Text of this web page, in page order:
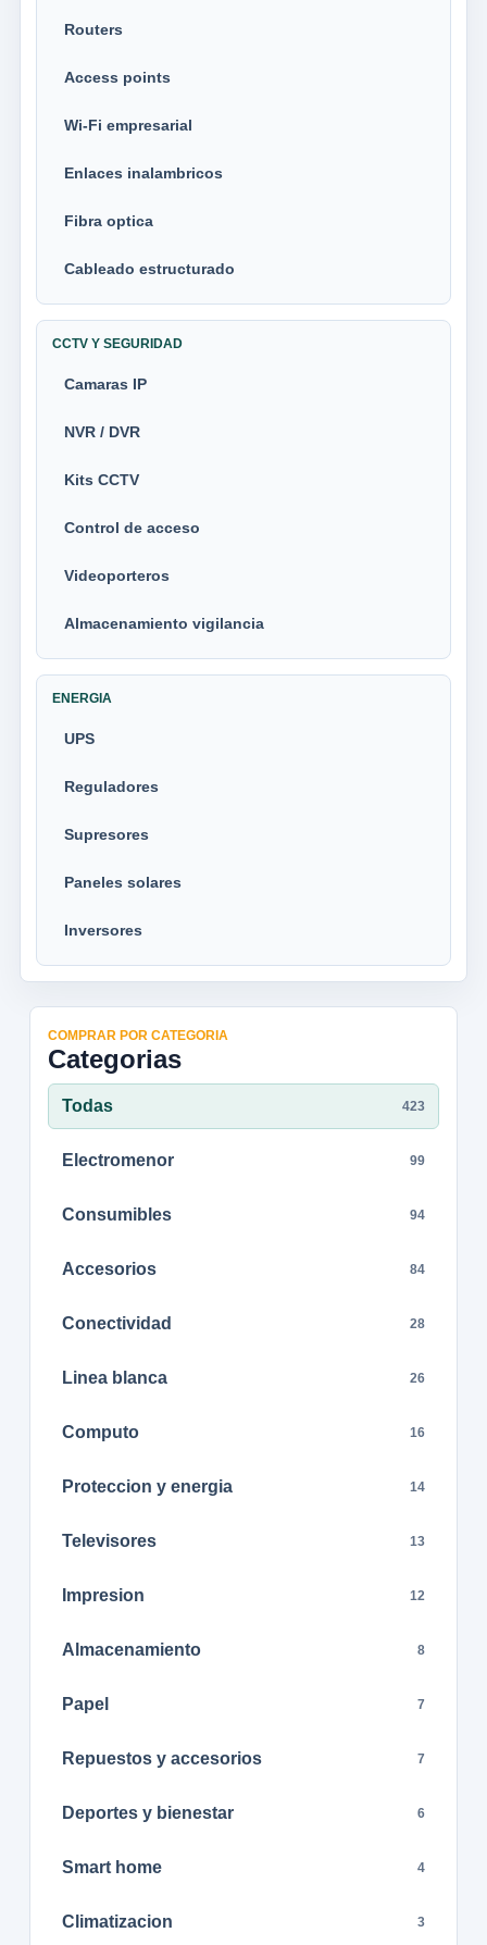
Routers
Access points
Wi-Fi empresarial
Enlaces inalambricos
Fibra optica
Cableado estructurado
CCTV Y SEGURIDAD
Camaras IP
NVR / DVR
Kits CCTV
Control de acceso
Videoporteros
Almacenamiento vigilancia
ENERGIA
UPS
Reguladores
Supresores
Paneles solares
Inversores
COMPRAR POR CATEGORIA
Categorias
Todas 423
Electromenor 99
Consumibles 94
Accesorios 84
Conectividad 28
Linea blanca 26
Computo 16
Proteccion y energia 14
Televisores 13
Impresion 12
Almacenamiento 8
Papel 7
Repuestos y accesorios 7
Deportes y bienestar 6
Smart home 4
Climatizacion 3